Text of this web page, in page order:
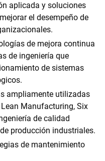
aplicada y soluciones
el desempeño de
de mejora continua
de ingeniería que
de sistemas
ampliamente utilizadas
Manufacturing, Six
de calidad
producción industriales.
de mantenimiento